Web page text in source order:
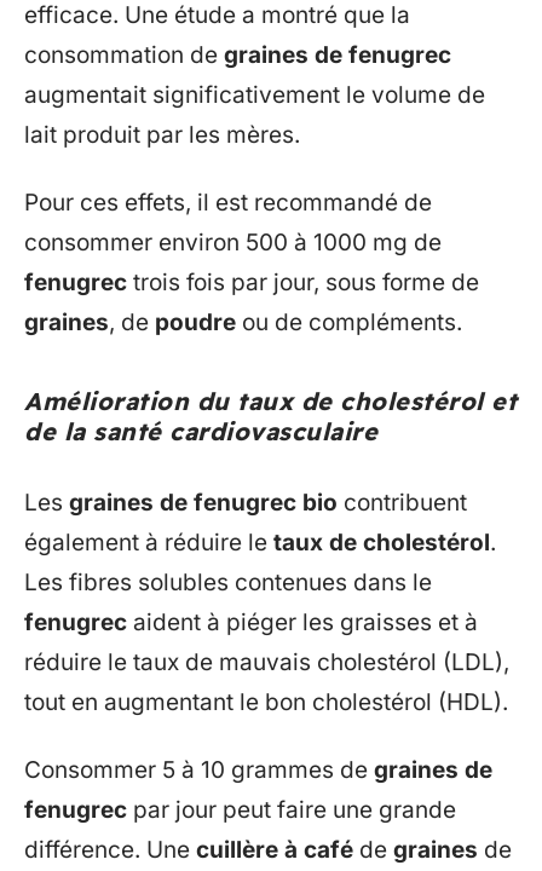
efficace. Une étude a montré que la
consommation de graines de fenugrec
augmentait significativement le volume de
lait produit par les mères.
Pour ces effets, il est recommandé de
consommer environ 500 à 1000 mg de
fenugrec trois fois par jour, sous forme de
graines, de poudre ou de compléments.
Amélioration du taux de cholestérol et
de la santé cardiovasculaire
Les graines de fenugrec bio contribuent
également à réduire le taux de cholestérol.
Les fibres solubles contenues dans le
fenugrec aident à piéger les graisses et à
réduire le taux de mauvais cholestérol (LDL),
tout en augmentant le bon cholestérol (HDL).
Consommer 5 à 10 grammes de graines de
fenugrec par jour peut faire une grande
différence. Une cuillère à café de graines de